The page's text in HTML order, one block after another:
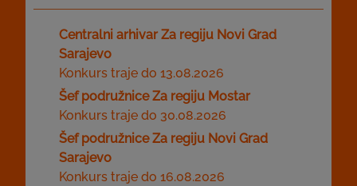
Centralni arhivar Za regiju Novi Grad
Sarajevo
Konkurs traje do 13.08.2026
Šef podružnice Za regiju Mostar
Konkurs traje do 30.08.2026
Šef podružnice Za regiju Novi Grad
Sarajevo
Konkurs traje do 16.08.2026